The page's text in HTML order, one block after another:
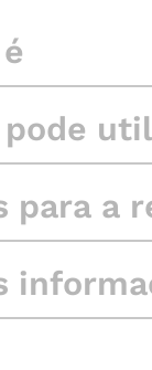
pode
para a